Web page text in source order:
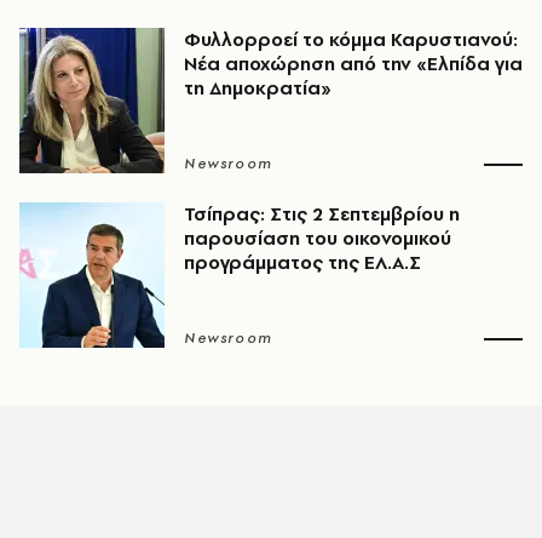
Φυλλορροεί το κόμμα Καρυστιανού:
Νέα αποχώρηση από την «Ελπίδα για
τη Δημοκρατία»
Newsroom
Τσίπρας: Στις 2 Σεπτεμβρίου η
παρουσίαση του οικονομικού
προγράμματος της ΕΛ.Α.Σ
Newsroom